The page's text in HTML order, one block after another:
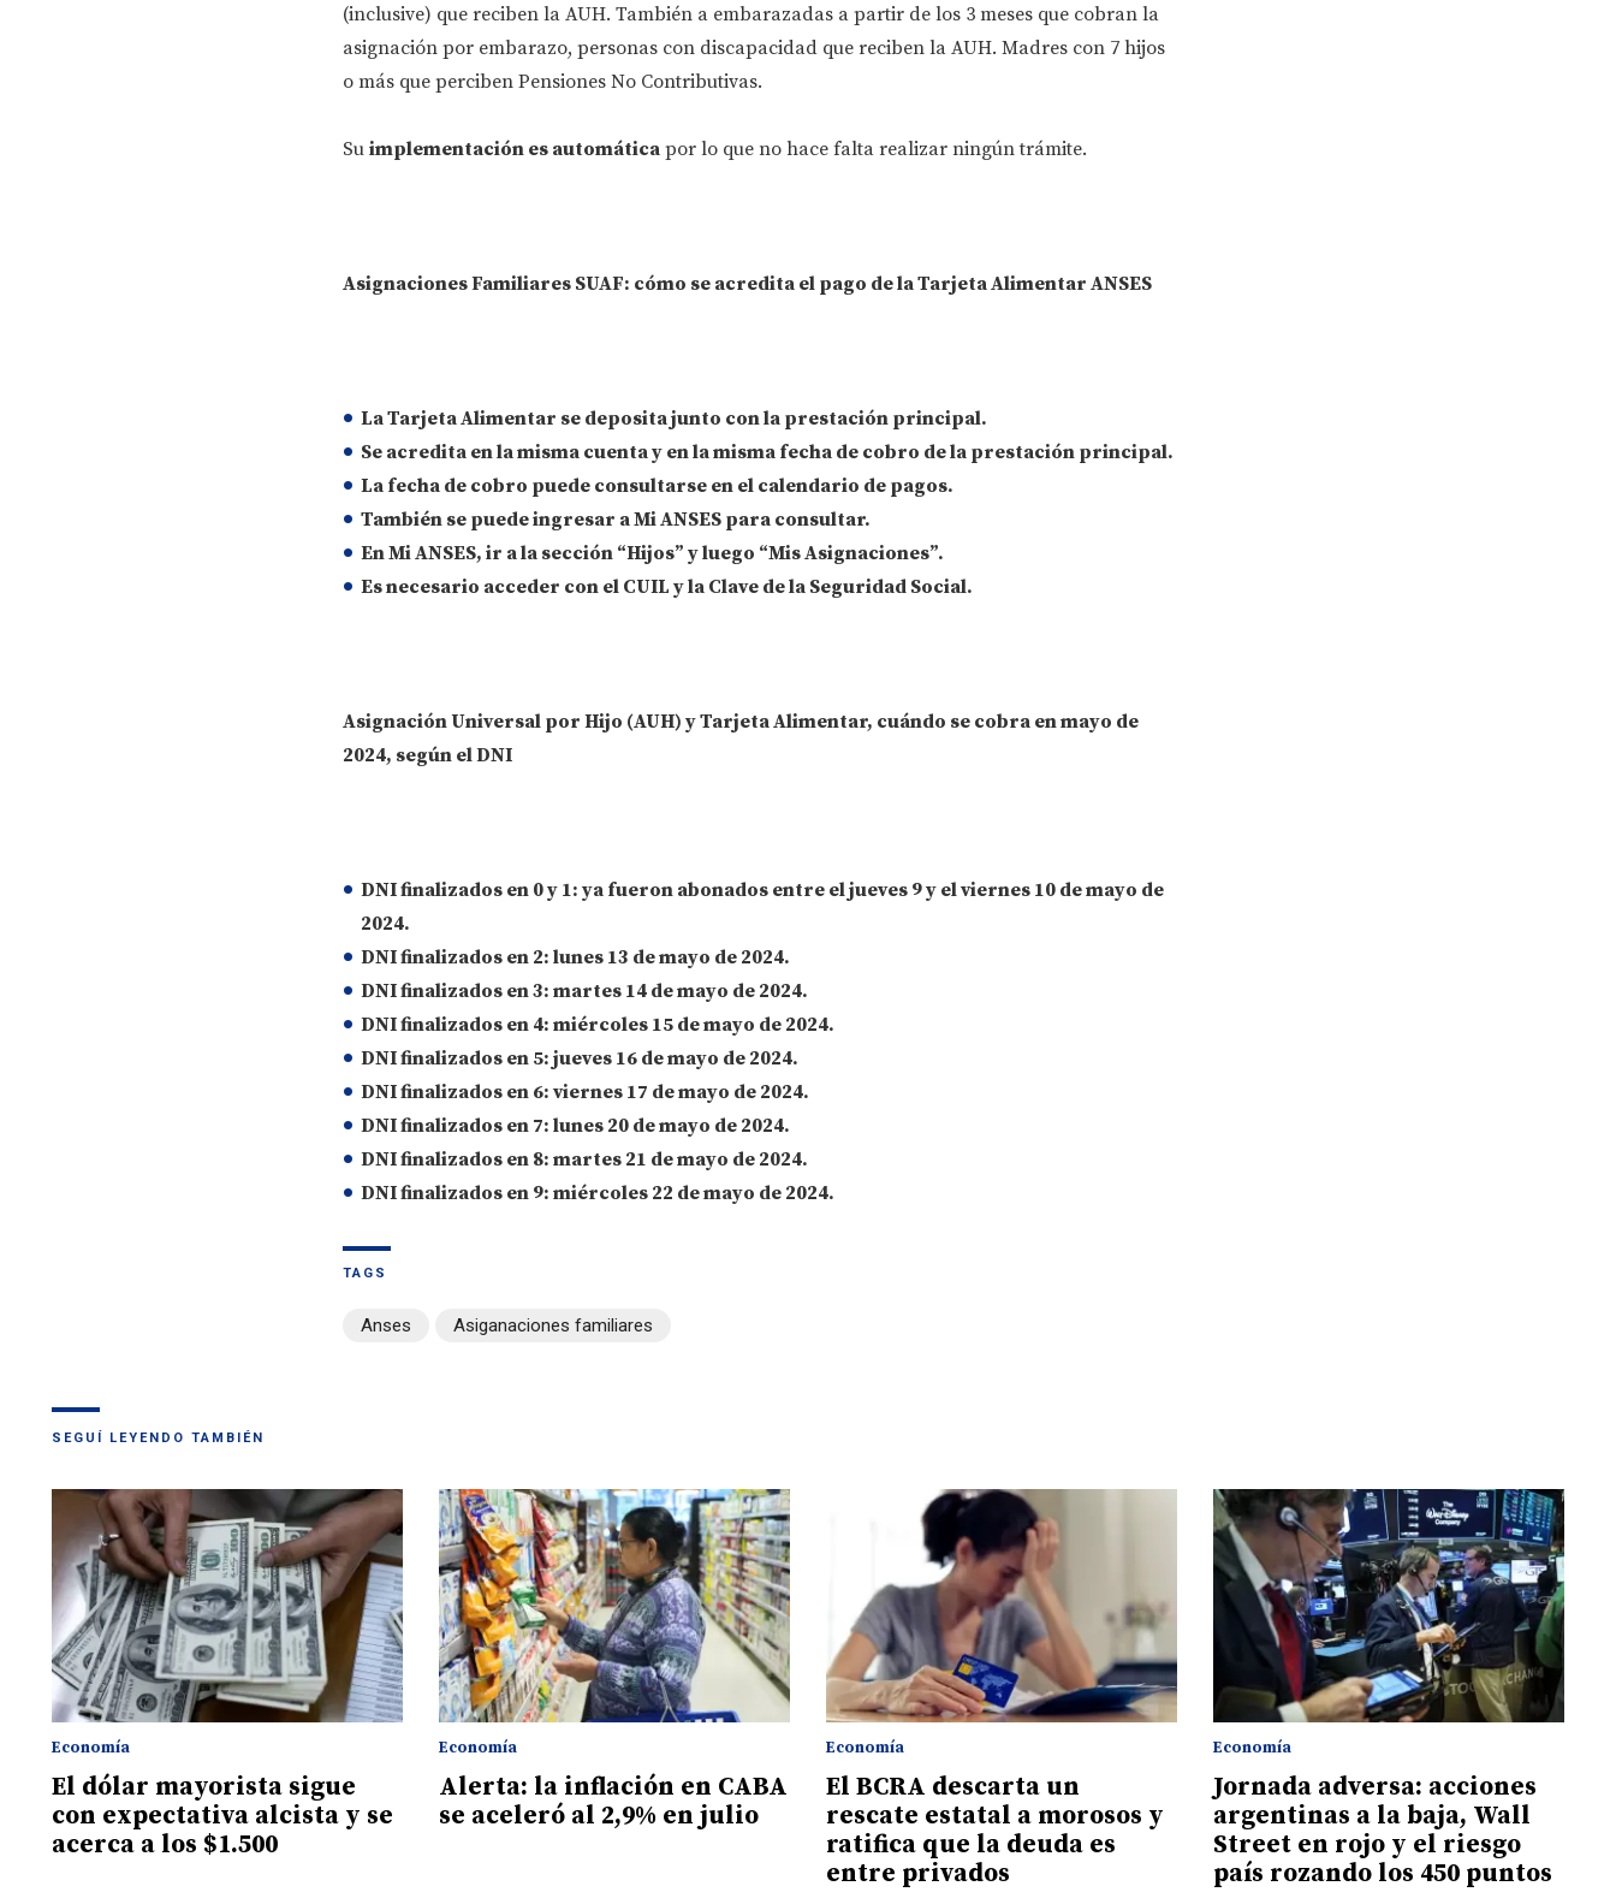
(inclusive) que reciben la AUH. También a embarazadas a partir de los 3 meses que cobran la
asignación por embarazo, personas con discapacidad que reciben la AUH. Madres con 7 hijos
o más que perciben Pensiones No Contributivas.
Su implementación es automáticapor lo que no hace falta realizar ningún trámite.
Asignaciones Familiares SUAF: cómo se acredita el pago de la Tarjeta Alimentar ANSES
LaTarjeta Alimentar se deposita junto con la prestación principal.
Se acredita en la misma cuentay en lamisma fechade cobro de la prestación principal.
La fecha de cobro puede consultarse en el calendario de pagos.
También se puede ingresar aMi ANSESpara consultar.
EnMi ANSES, ir a la sección “Hijos” y luego “Mis Asignaciones”.
Es necesario acceder con el CUIL y la Clave de la Seguridad Social.
Asignación Universal por Hijo (AUH) y Tarjeta Alimentar, cuándo se cobra en mayo de
2024, según el DNI
DNI finalizados en 0 y 1: ya fueron abonados entre el jueves 9 y el viernes 10 de mayo de
2024.
DNI finalizados en 2: lunes 13 de mayo de 2024.
DNI finalizados en 3: martes 14 de mayo de 2024.
DNI finalizados en 4: miércoles 15 de mayo de 2024.
DNI finalizados en 5: jueves 16 de mayo de 2024.
DNI finalizados en 6: viernes 17 de mayo de 2024.
DNI finalizados en 7: lunes 20 de mayo de 2024.
DNI finalizados en 8: martes 21 de mayo de 2024.
DNI finalizados en 9: miércoles 22 de mayo de 2024.
TAGS
Anses Asiganaciones familiares
SEGUÍ LEYENDO TAMBIÉN
Economía
El dólar mayorista sigue
con expectativa alcista y se
acerca a los $1.500
Economía
Alerta: la inflación en CABA
se aceleró al 2,9% en julio
Economía
El BCRA descarta un
rescate estatal a morosos y
ratifica que la deuda es
entre privados
Economía
Jornada adversa: acciones
argentinas a la baja, Wall
Street en rojo y el riesgo
país rozando los 450 puntos